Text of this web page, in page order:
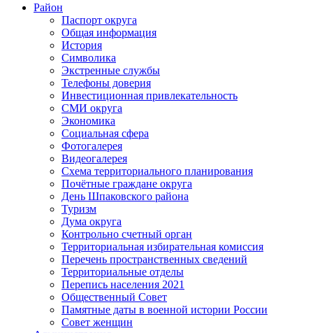
Район
Паспорт округа
Общая информация
История
Символика
Экстренные службы
Телефоны доверия
Инвестиционная привлекательность
СМИ округа
Экономика
Социальная сфера
Фотогалерея
Видеогалерея
Схема территориального планирования
Почётные граждане округа
День Шпаковского района
Туризм
Дума округа
Контрольно счетный орган
Территориальная избирательная комиссия
Перечень пространственных сведений
Территориальные отделы
Перепись населения 2021
Общественный Совет
Памятные даты в военной истории России
Совет женщин